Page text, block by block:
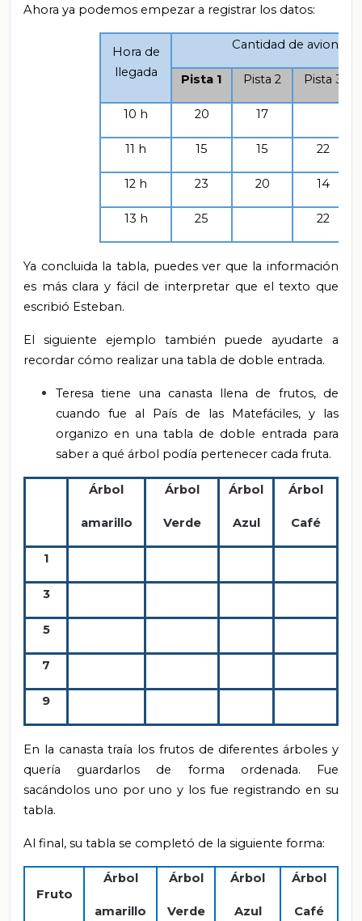
Ahora ya podemos empezar a registrar los datos:
Hora de
llegada
Cantidad de aviones.
Pista 1 Pista 2 Pista 3
10 h 20 17
11 h 15 15 22
12 h 23 20 14
13 h 25 22
Ya concluida la tabla, puedes ver que la información
es más clara y fácil de interpretar que el texto que
escribió Esteban.
El siguiente ejemplo también puede ayudarte a
recordar cómo realizar una tabla de doble entrada.
Teresa tiene una canasta llena de frutos, de
cuando fue al País de las Matefáciles, y las
organizo en una tabla de doble entrada para
saber a qué árbol podía pertenecer cada fruta.
Árbol
amarillo
Árbol
Verde
Árbol
Azul
Árbol
Café
1
3
5
7
9
En la canasta traía los frutos de diferentes árboles y
quería guardarlos de forma ordenada. Fue
sacándolos uno por uno y los fue registrando en su
tabla.
Al final, su tabla se completó de la siguiente forma:
Fruto
Árbol
amarillo
Árbol
Verde
Árbol
Azul
Árbol
Café